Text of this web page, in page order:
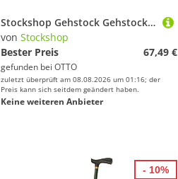
Stockshop Gehstock Gehstock FLIPSTICK Sitzstock faltbar Leichtmetall Klappsitz,87cm
von Stockshop
Bester Preis
67,49 €
gefunden bei OTTO
zuletzt überprüft am 08.08.2026 um 01:16; der
Preis kann sich seitdem geändert haben.
Keine weiteren Anbieter
- 10%